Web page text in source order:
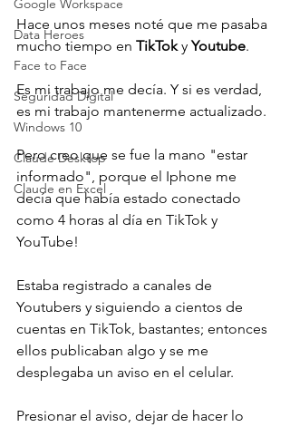
Google Workspace
Data Heroes
Face to Face
Seguridad Digital
Windows 10
Claude Desktop
Claude en Excel
Hace unos meses noté que me pasaba
mucho tiempo en TikTok y Youtube.
Es mi trabajo me decía. Y si es verdad,
es mi trabajo mantenerme actualizado.
Pero creo que se fue la mano "estar
informado", porque el Iphone me
decía que había estado conectado
como 4 horas al día en TikTok y
YouTube!
Estaba registrado a canales de
Youtubers y siguiendo a cientos de
cuentas en TikTok, bastantes; entonces
ellos publicaban algo y se me
desplegaba un aviso en el celular.
Presionar el aviso, dejar de hacer lo